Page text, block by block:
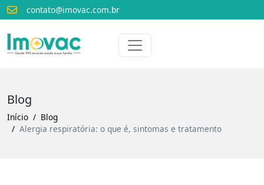
contato@imovac.com.br
Voltar para o início
Blog
Início
Blog
Alergia respiratória: o que é, sintomas e tratamento